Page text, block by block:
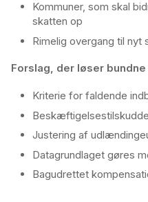
Kommuner, som skal
skatten op
Rimelig overgang til nyt
Forslag, der løser
Kriterie for faldende
Justering af
Datagrundlaget gøres
Bagudrettet